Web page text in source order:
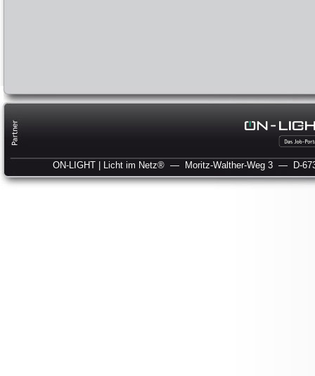
ON-LIGHT | Licht im Netz® — Moritz-Walther-Weg 3 — D-